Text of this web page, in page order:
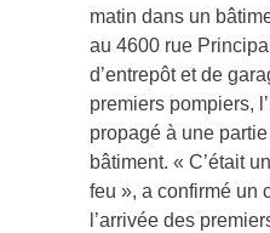
matin dans un
au 4600 rue
d’entrepôt et de
premiers pompiers,
propagé à une
bâtiment. « C’était
feu », a confirmé un
l’arrivée des